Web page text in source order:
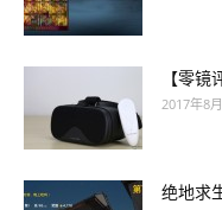
【零
2017年8
绝地求